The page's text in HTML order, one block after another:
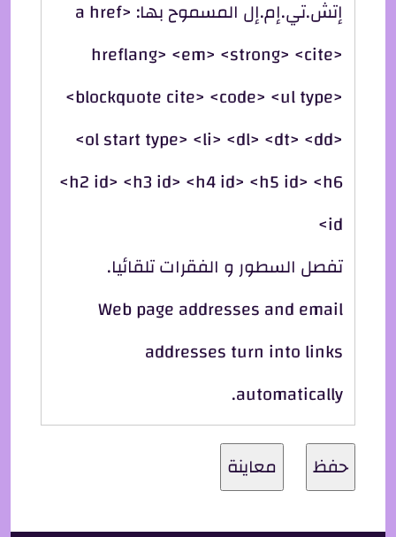
إتش.تي.إم.إل المسموح بها: <a href
hreflang> <em> <strong> <cite>
<blockquote cite> <code> <ul type>
<ol start type> <li> <dl> <dt> <dd>
<h2 id> <h3 id> <h4 id> <h5 id> <h6
id>
تفصل السطور و الفقرات تلقائيا.
Web page addresses and email
addresses turn into links
automatically.